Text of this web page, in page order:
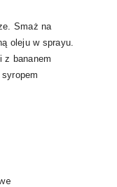
Smaż na
oleju w sprayu.
z bananem